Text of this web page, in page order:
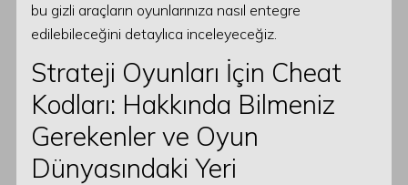
bu gizli araçların oyunlarınıza nasıl entegre
edilebileceğini detaylıca inceleyeceğiz.
Strateji Oyunları İçin Cheat
Kodları: Hakkında Bilmeniz
Gerekenler ve Oyun
Dünyasındaki Yeri